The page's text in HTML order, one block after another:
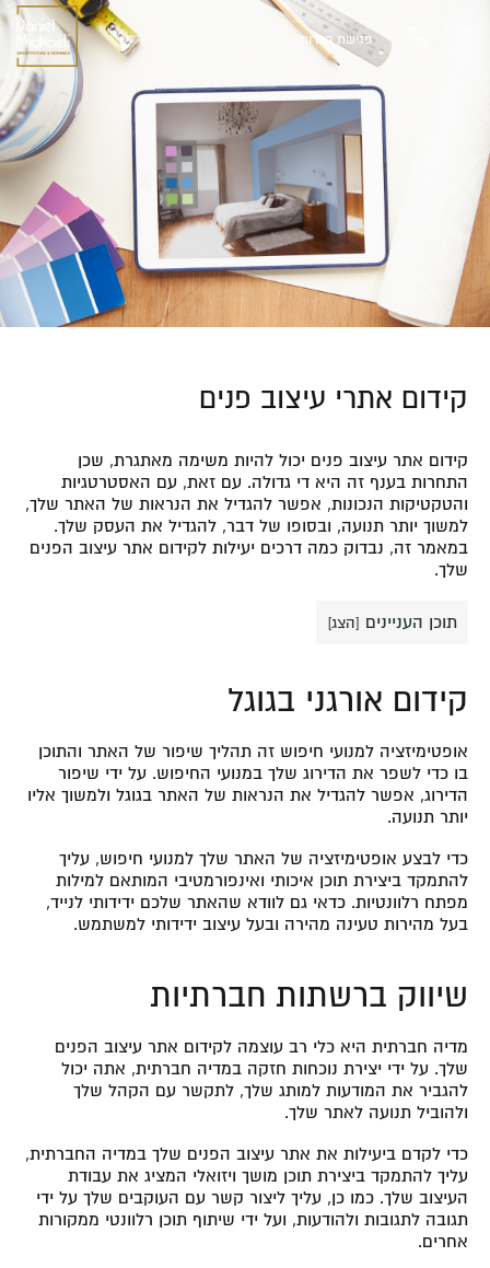
פגישת הכרות
קידום אתרי עיצוב פנים
קידום אתר עיצוב פנים יכול להיות משימה מאתגרת, שכן
התחרות בענף זה היא די גדולה. עם זאת, עם האסטרטגיות
והטקטיקות הנכונות, אפשר להגדיל את הנראות של האתר שלך,
למשוך יותר תנועה, ובסופו של דבר, להגדיל את העסק שלך.
במאמר זה, נבדוק כמה דרכים יעילות לקידום אתר עיצוב הפנים
שלך.
תוכן העניינים [הצג]
קידום אורגני בגוגל
אופטימיזציה למנועי חיפוש זה תהליך שיפור של האתר והתוכן
בו כדי לשפר את הדירוג שלך במנועי החיפוש. על ידי שיפור
הדירוג, אפשר להגדיל את הנראות של האתר בגוגל ולמשוך אליו
יותר תנועה.
כדי לבצע אופטימיזציה של האתר שלך למנועי חיפוש, עליך
להתמקד ביצירת תוכן איכותי ואינפורמטיבי המותאם למילות
מפתח רלוונטיות. כדאי גם לוודא שהאתר שלכם ידידותי לנייד,
בעל מהירות טעינה מהירה ובעל עיצוב ידידותי למשתמש.
שיווק ברשתות חברתיות
מדיה חברתית היא כלי רב עוצמה לקידום אתר עיצוב הפנים
שלך. על ידי יצירת נוכחות חזקה במדיה חברתית, אתה יכול
להגביר את המודעות למותג שלך, לתקשר עם הקהל שלך
ולהוביל תנועה לאתר שלך.
כדי לקדם ביעילות את אתר עיצוב הפנים שלך במדיה החברתית,
עליך להתמקד ביצירת תוכן מושך ויזואלי המציג את עבודת
העיצוב שלך. כמו כן, עליך ליצור קשר עם העוקבים שלך על ידי
תגובה לתגובות ולהודעות, ועל ידי שיתוף תוכן רלוונטי ממקורות
אחרים.